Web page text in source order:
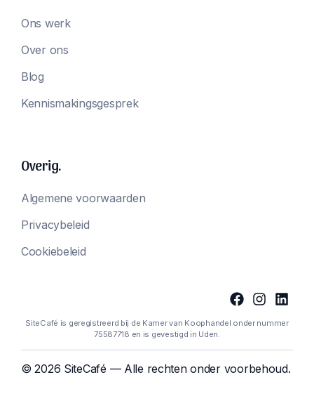
Ons werk
Over ons
Blog
Kennismakingsgesprek
Overig.
Algemene voorwaarden
Privacybeleid
Cookiebeleid
SiteCafé is geregistreerd bij de Kamer van Koophandel onder nummer
75587718 en is gevestigd in Uden.
© 2026 SiteCafé — Alle rechten onder voorbehoud.